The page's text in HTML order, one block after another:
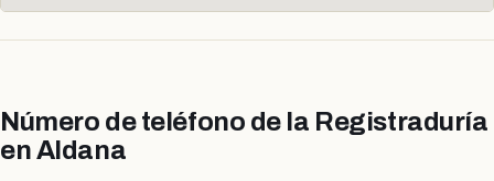
Número de teléfono de la Registraduría
en Aldana